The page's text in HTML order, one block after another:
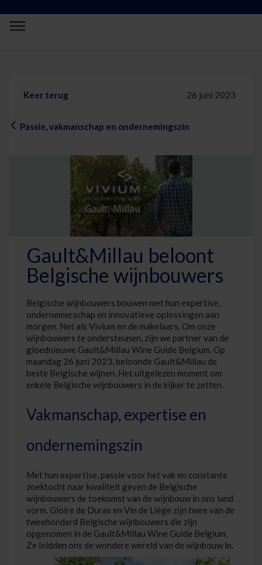
Passie, vakmanschap en
Keer terug
Passie, vakmanschap en ondernemingszin
26 juni 2023
Gault&Millau beloont
Belgische wijnbouwers
Belgische wijnbouwers bouwen met hun expertise,
ondernemerschap en innovatieve oplossingen aan
morgen. Net als Vivium en de makelaars. Om onze
wijnbouwers te ondersteunen, zijn we partner van de
gloednieuwe Gault&Millau Wine Guide Belgium. Op
maandag 26 juni 2023, beloonde Gault&Millau de
beste Belgische wijnen. Het uitgelezen moment om
enkele Belgische wijnbouwers in de kijker te zetten.
Vakmanschap, expertise en
ondernemingszin
Met hun expertise, passie voor het vak en constante
zoektocht naar kwaliteit geven de Belgische
wijnbouwers de toekomst van de wijnbouw in ons land
vorm. Gloire de Duras en Vin de Liège zijn twee van de
tweehonderd Belgische wijnbouwers die zijn
opgenomen in de Gault&Millau Wine Guide Belgium.
Ze leidden ons de wondere wereld van de wijnbouw in.